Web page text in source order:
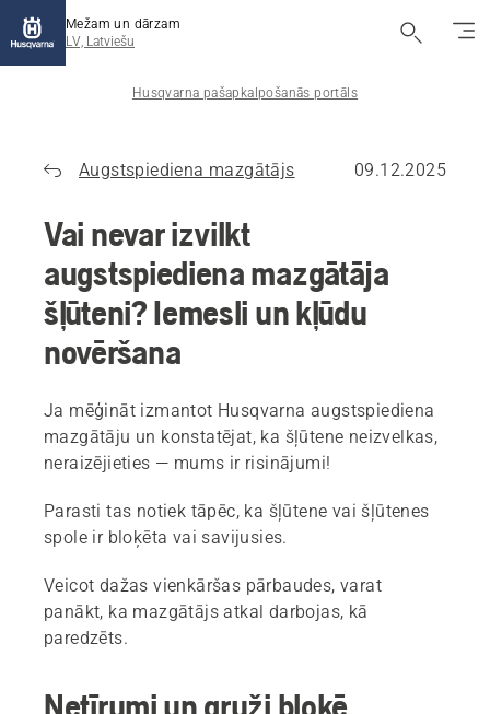
Mežam un dārzam
LV, Latviešu
Husqvarna pašapkalpošanās portāls
Augstspiediena mazgātājs 09.12.2025
Vai nevar izvilkt
augstspiediena mazgātāja
šļūteni? Iemesli un kļūdu
novēršana
Ja mēģināt izmantot Husqvarna augstspiediena
mazgātāju un konstatējat, ka šļūtene neizvelkas,
neraizējieties — mums ir risinājumi!
Parasti tas notiek tāpēc, ka šļūtene vai šļūtenes
spole ir bloķēta vai savijusies.
Veicot dažas vienkāršas pārbaudes, varat
panākt, ka mazgātājs atkal darbojas, kā
paredzēts.
Netīrumi un gruži bloķē